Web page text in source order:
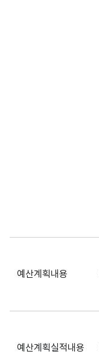
예산계획내용
예산계획실적내용